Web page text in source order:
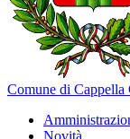
Comune di Cappella
Novità